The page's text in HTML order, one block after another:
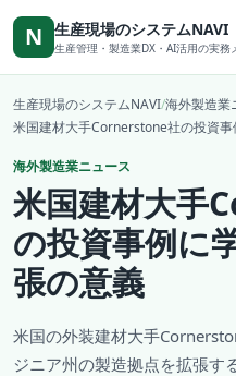
本文へ移動
N 生産現場のシステムNAVI
生産管理・製造業DX・AI活用の実務
生産現場のシステムNAVI/海外製造業
米国建材大手Cornerstone社の投資
海外製造業ニュース
米国建材大手
の投資事例に
張の意義
米国の外装建材大手
ジニア州の製造拠点を拡張す